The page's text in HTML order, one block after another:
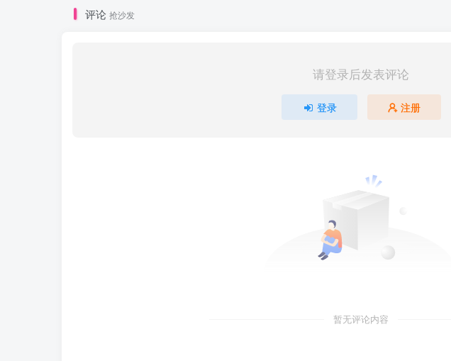
评论 抢沙发
请登录后发表评论
登录 注册
暂无评论内容